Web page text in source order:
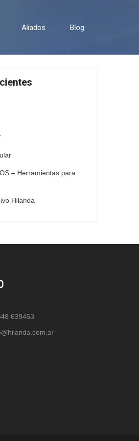
Aliados Blog
– Herramientas para
Hilanda
639453